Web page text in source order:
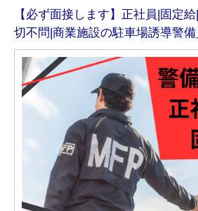
【必ず面接します】正社員|固定
切不問|商業施設の駐車場誘導警